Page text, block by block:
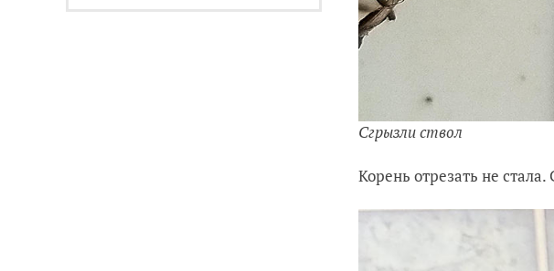
Сгрызли ствол
Корень отрезать не